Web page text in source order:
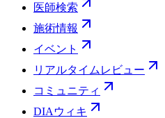
医師検索
施術情報
イベント
リアルタイムレビュー
コミュニティ
DIAウィキ